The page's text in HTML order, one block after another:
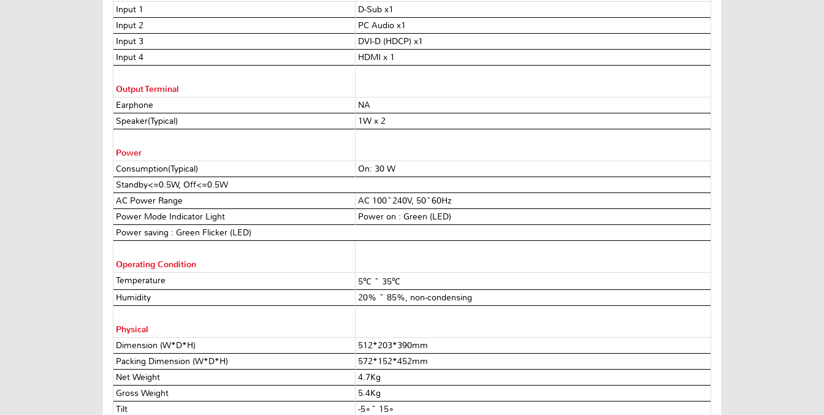
Input 1
D-Sub x1
Input 2
PC Audio x1
Input 3
DVI-D (HDCP) x1
Input 4
HDMI x 1
Output Terminal
Earphone
NA
Speaker(Typical)
1W x 2
Power
Consumption(Typical)
On: 30 W
Standby<=0.5W, Off<=0.5W
AC Power Range
AC 100~240V, 50~60Hz
Power Mode Indicator Light
Power on : Green (LED)
Power saving : Green Flicker (LED)
Operating Condition
Temperature
5℃ ~ 35℃
Humidity
20% ~ 85%, non-condensing
Physical
Dimension (W*D*H)
512*203*390mm
Packing Dimension (W*D*H)
572*152*452mm
Net Weight
4.7Kg
Gross Weight
5.4Kg
Tilt
-5∘~ 15∘